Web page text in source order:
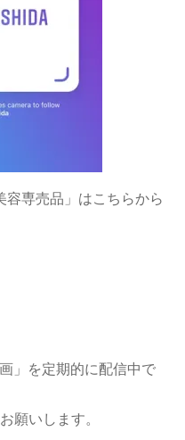
容専売品」はこちらから
」を定期的に配信中で
願いします。